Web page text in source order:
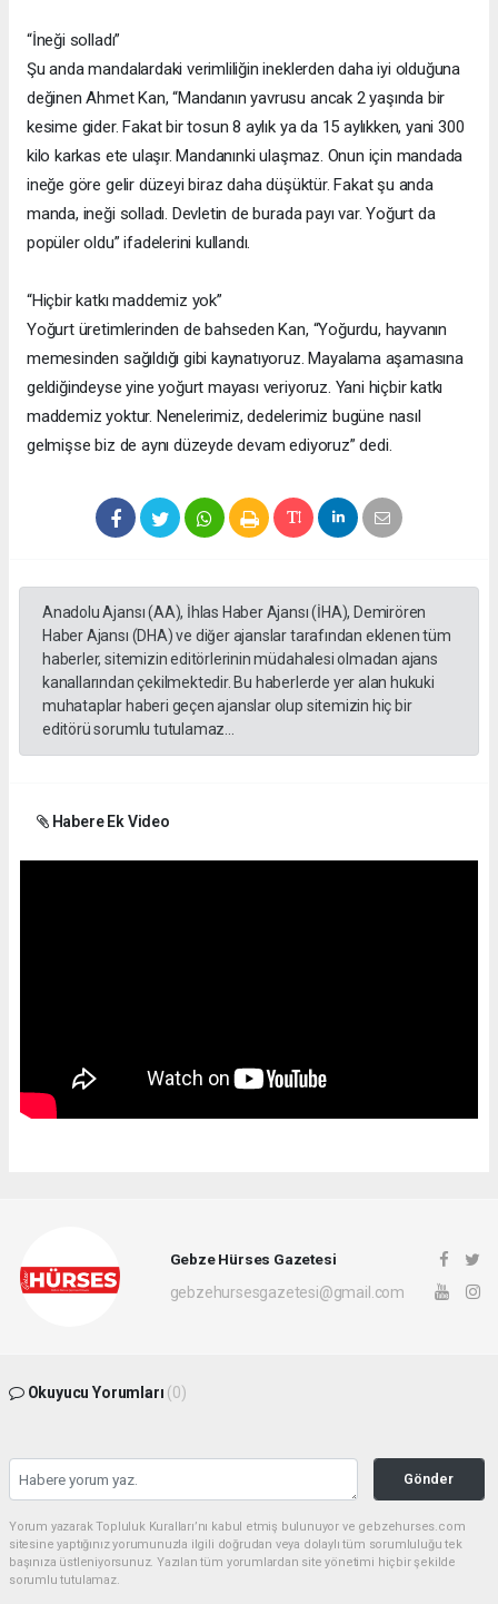
“İneği solladı”
Şu anda mandalardaki verimliliğin ineklerden daha iyi olduğuna
değinen Ahmet Kan, “Mandanın yavrusu ancak 2 yaşında bir
kesime gider. Fakat bir tosun 8 aylık ya da 15 aylıkken, yani 300
kilo karkas ete ulaşır. Mandanınki ulaşmaz. Onun için mandada
ineğe göre gelir düzeyi biraz daha düşüktür. Fakat şu anda
manda, ineği solladı. Devletin de burada payı var. Yoğurt da
popüler oldu” ifadelerini kullandı.
“Hiçbir katkı maddemiz yok”
Yoğurt üretimlerinden de bahseden Kan, “Yoğurdu, hayvanın
memesinden sağıldığı gibi kaynatıyoruz. Mayalama aşamasına
geldiğindeyse yine yoğurt mayası veriyoruz. Yani hiçbir katkı
maddemiz yoktur. Nenelerimiz, dedelerimiz bugüne nasıl
gelmişse biz de aynı düzeyde devam ediyoruz” dedi.
Anadolu Ajansı (AA), İhlas Haber Ajansı (İHA), Demirören
Haber Ajansı (DHA) ve diğer ajanslar tarafından eklenen tüm
haberler, sitemizin editörlerinin müdahalesi olmadan ajans
kanallarından çekilmektedir. Bu haberlerde yer alan hukuki
muhataplar haberi geçen ajanslar olup sitemizin hiç bir
editörü sorumlu tutulamaz...
Habere Ek Video
Gebze Hürses Gazetesi
gebzehursesgazetesi@gmail.com
Okuyucu Yorumları (0)
Gönder
Yorum yazarak Topluluk Kuralları’nı kabul etmiş bulunuyor ve gebzehurses.com
sitesine yaptığınız yorumunuzla ilgili doğrudan veya dolaylı tüm sorumluluğu tek
başınıza üstleniyorsunuz. Yazılan tüm yorumlardan site yönetimi hiçbir şekilde
sorumlu tutulamaz.